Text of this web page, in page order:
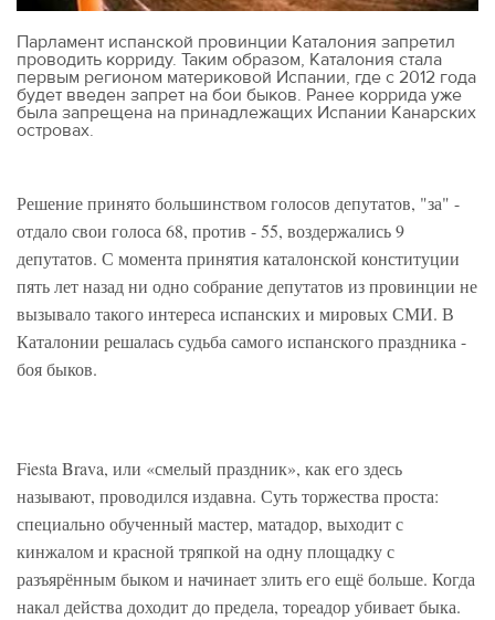
Парламент испанской провинции Каталония запретил
проводить корриду. Таким образом, Каталония стала
первым регионом материковой Испании, где с 2012 года
будет введен запрет на бои быков. Ранее коррида уже
была запрещена на принадлежащих Испании Канарских
островах.
Решение принято большинством голосов депутатов, "за" -
отдало свои голоса 68, против - 55, воздержались 9
депутатов. С момента принятия каталонской конституции
пять лет назад ни одно собрание депутатов из провинции не
вызывало такого интереса испанских и мировых СМИ. В
Каталонии решалась судьба самого испанского праздника -
боя быков.
Fiesta Brava, или «смелый праздник», как его здесь
называют, проводился издавна. Суть торжества проста:
специально обученный мастер, матадор, выходит с
кинжалом и красной тряпкой на одну площадку с
разъярённым быком и начинает злить его ещё больше. Когда
накал действа доходит до предела, тореадор убивает быка.